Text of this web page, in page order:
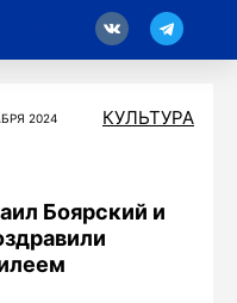
2024
КУЛЬТУРА
Боярский и